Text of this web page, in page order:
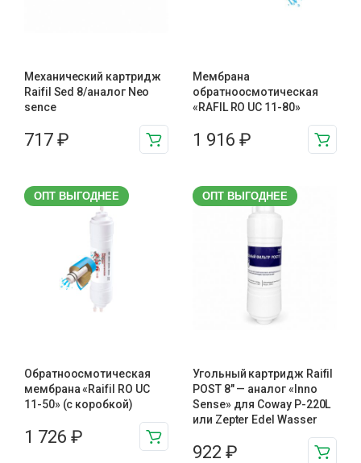
Механический картридж
Raifil Sed 8/аналог Neo
sence
717 ₽
Мембрана
обратноосмотическая
«RAFIL RO UC 11-80»
1 916 ₽
ОПТ ВЫГОДНЕЕ
Обратноосмотическая
мембрана «Raifil RO UC
11-50» (с коробкой)
1 726 ₽
ОПТ ВЫГОДНЕЕ
Угольный картридж Raifil
POST 8″ — аналог «Inno
Sense» для Coway P-220L
или Zepter Edel Wasser
922 ₽